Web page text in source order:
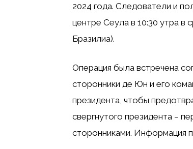
2024 года. Следователи и
центре Сеула в 10:30 утра в
Бразилиа).
Операция была встречена
сторонники де Юн и его
президента, чтобы
свергнутого президента –
сторонниками. Информация